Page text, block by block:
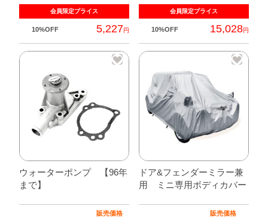
会員限定プライス
10%OFF 5,227円
こ
数
の
バ
リ
会員限定プライス
10%OFF 15,028円
ウォーターポンプ 【96年
まで】
販売価格
ドア&フェンダーミラー兼
用 ミニ専用ボディカバー
販売価格